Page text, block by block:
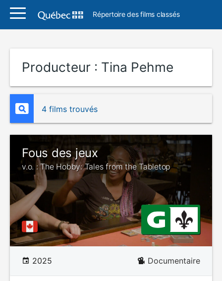
Répertoire des films classés
Producteur : Tina Pehme
4 films trouvés
Fous des jeux
v.o. : The Hobby: Tales from the Tabletop
2025 Documentaire